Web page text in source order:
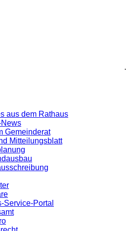
.
aus dem Rathaus
Gemeinderat
Mitteilungsblatt
Service-Portal